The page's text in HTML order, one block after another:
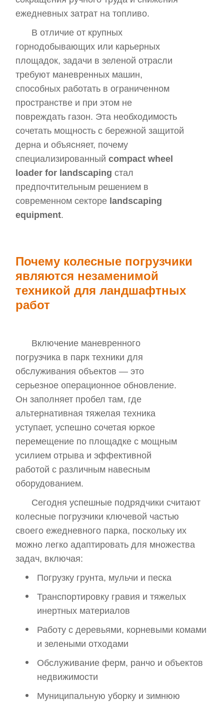
ежедневных затрат на топливо.
В отличие от крупных
горнодобывающих или карьерных
площадок, задачи в зеленой отрасли
требуют маневренных машин,
способных работать в ограниченном
пространстве и при этом не
повреждать газон. Эта необходимость
сочетать мощность с бережной защитой
дерна и объясняет, почему
специализированныйcompact wheel
loader for landscaping стал
предпочтительным решением в
современном секторе landscaping
equipment.
Почему колесные погрузчики
являются незаменимой
техникой для ландшафтных
работ
Включение маневренного
погрузчика в парк техники для
обслуживания объектов — это
серьезное операционное обновление.
Он заполняет пробел там, где
альтернативная тяжелая техника
уступает, успешно сочетая юркое
перемещение по площадке с мощным
усилием отрыва и эффективной
работой с различным навесным
оборудованием.
Сегодня успешные подрядчики считают
колесные погрузчики ключевой частью
своего ежедневного парка, поскольку их
можно легко адаптировать для множества
задач, включая:
Погрузку грунта, мульчи и песка
Транспортировку гравия и тяжелых
инертных материалов
Работу с деревьями, корневыми комами
и зелеными отходами
Обслуживание ферм, ранчо и объектов
недвижимости
Муниципальную уборку и зимнюю